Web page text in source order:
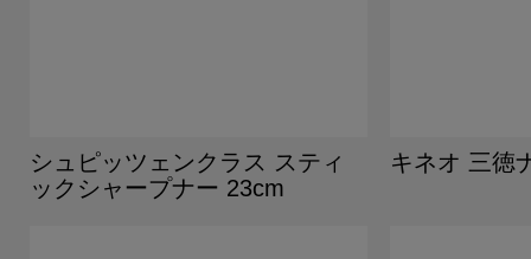
シュピッツェンクラス スティ
ックシャープナー 23cm
キネオ 三徳